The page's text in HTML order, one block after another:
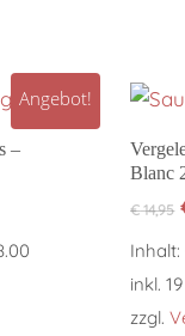
Angebot!
–
Blanc
€14,95
Inhalt:
inkl.
zzgl.